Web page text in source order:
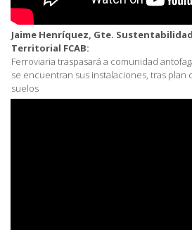
Jaime Henríquez, Gte.
Territorial FCAB:
Ferroviaria traspasará a comunidad
se encuentran sus instalaciones, tras
suelos